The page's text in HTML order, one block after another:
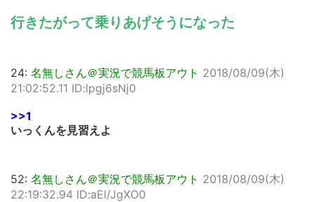
行きたがって乗りあげそうになった
24: 名無しさん＠実況で競馬板アウト 2018/08/09(木)
21:02:52.11 ID:lpgj6sNj0
>>1
いっくんを見習えよ
52: 名無しさん＠実況で競馬板アウト 2018/08/09(木)
22:19:32.94 ID:aEl/JgXO0